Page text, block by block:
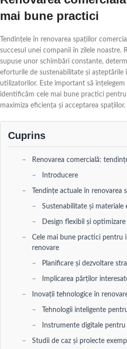
mai bune practici
Tendințele în renovarea spațiilor
succesul unei companii în zilele noastre.
supuse unor schimbări constante,
eforturile de sustenabilitate și așteptările
utilizatorilor. Este important să înțelegem
identificăm cele mai bune practici
maximiza eficiența și acceptarea spațiilor.
Cuprins
Renovarea comercială:
Introducere
Tendințe actuale în renovarea
Sustenabilitate și materiale
Design flexibil și
Cele mai bune practici pentru
renovare
Planificare și dezvoltare
Implicarea părților
Inovații tehnologice în
Tehnologii inteligente
Instrumente digitale
Studii de caz și proiecte